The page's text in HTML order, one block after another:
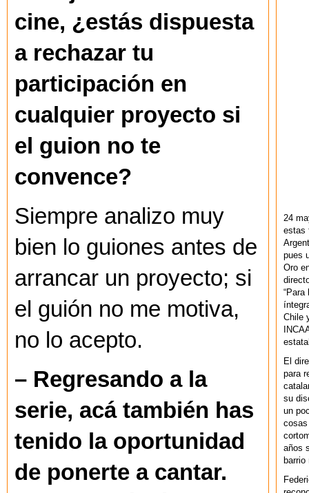
cine, ¿estás dispuesta
a rechazar tu
participación en
cualquier proyecto si
el guion no te
convence?
Siempre analizo muy
bien lo guiones antes de
arrancar un proyecto; si
el guión no me motiva,
no lo acepto.
– Regresando a la
serie, acá también has
tenido la oportunidad
de ponerte a cantar.
24
estas
pues
Oro
“Para
Chile
El
para
su
un
cosas
años